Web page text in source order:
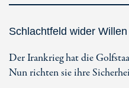
Schlachtfeld wider Willen
Der Irankrieg hat die
Nun richten sie ihre